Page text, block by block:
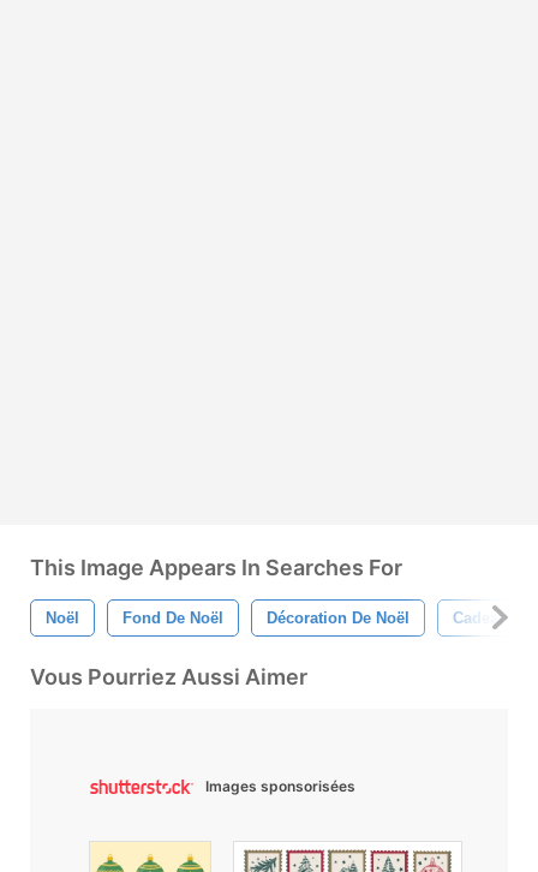
This Image Appears In Searches For
Noël Fond De Noël Décoration De Noël Cadeaux
Vous Pourriez Aussi Aimer
Images sponsorisées